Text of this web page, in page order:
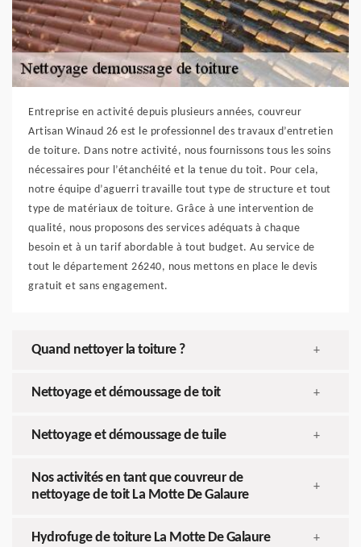
Entreprise en activité depuis plusieurs années, couvreur
Artisan Winaud 26 est le professionnel des travaux d’entretien
de toiture. Dans notre activité, nous fournissons tous les soins
nécessaires pour l’étanchéité et la tenue du toit. Pour cela,
notre équipe d’aguerri travaille tout type de structure et tout
type de matériaux de toiture. Grâce à une intervention de
qualité, nous proposons des services adéquats à chaque
besoin et à un tarif abordable à tout budget. Au service de
tout le département 26240, nous mettons en place le devis
gratuit et sans engagement.
Quand nettoyer la toiture ? +
Nettoyage et démoussage de toit +
Nettoyage et démoussage de tuile +
Nos activités en tant que couvreur de
nettoyage de toit La Motte De Galaure
+
Hydrofuge de toiture La Motte De Galaure +